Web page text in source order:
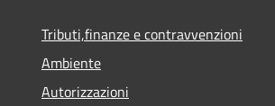
Tributi,finanze e contravvenzioni
Ambiente
Autorizzazioni